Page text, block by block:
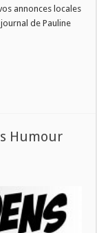
annonces locales
de Pauline
Humour